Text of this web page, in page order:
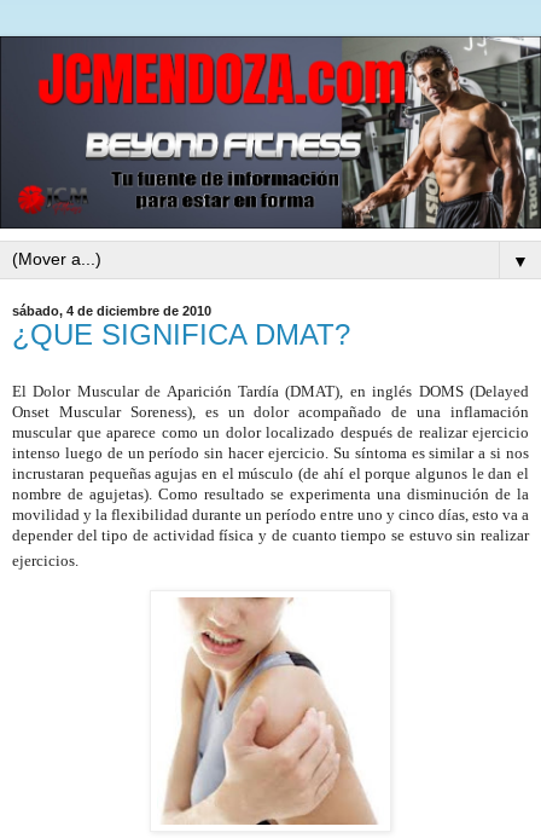
▼
sábado, 4 de diciembre de 2010
¿QUE SIGNIFICA DMAT?
El Dolor Muscular de Aparición Tardía (DMAT), en inglés DOMS (Delayed
Onset Muscular Soreness), es un dolor acompañado de una inflamación
muscular que aparece como un dolor localizado después de realizar ejercicio
intenso luego de un período sin hacer ejercicio. Su síntoma es similar a si nos
incrustaran pequeñas agujas en el músculo (de ahí el porque algunos le dan el
nombre de agujetas). Como resultado se experimenta una disminución de la
movilidad y la flexibilidad durante un período entre uno y cinco días, esto va a
depender del tipo de actividad física y de cuanto tiempo se estuvo sin realizar
ejercicios.